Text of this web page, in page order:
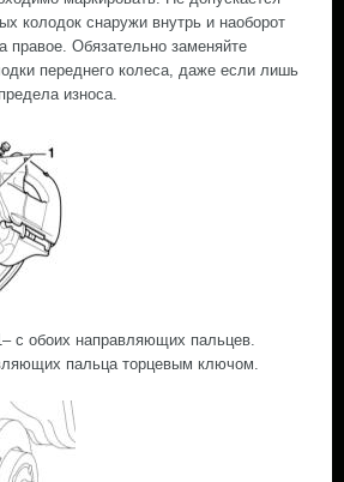
колодок снаружи внутрь и наоборот
правое. Обязательно заменяйте
переднего колеса, даже если лишь
износа.
с обоих направляющих пальцев.
пальца торцевым ключом.